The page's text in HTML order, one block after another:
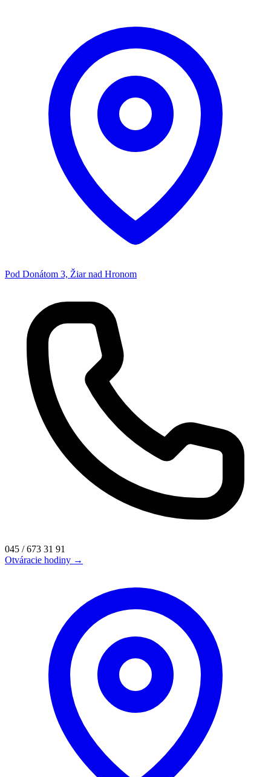
Pod Donátom 3, Žiar nad Hronom
045 / 673 31 91
Otváracie hodiny →